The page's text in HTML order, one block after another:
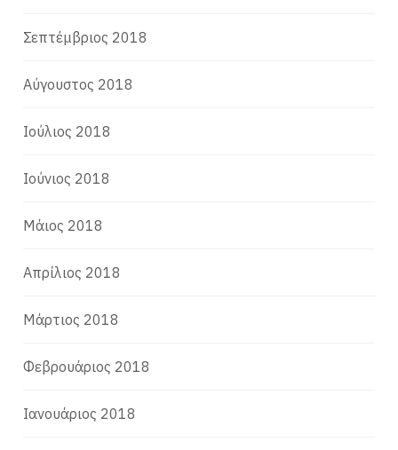
Σεπτέμβριος 2018
Αύγουστος 2018
Ιούλιος 2018
Ιούνιος 2018
Μάιος 2018
Απρίλιος 2018
Μάρτιος 2018
Φεβρουάριος 2018
Ιανουάριος 2018